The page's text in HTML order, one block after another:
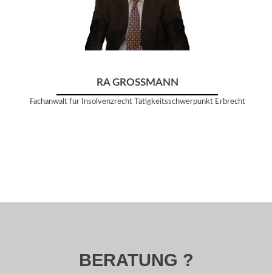
RA GROSSMANN
Fachanwalt für Insolvenzrecht Tätigkeitsschwerpunkt Erbrecht
BERATUNG ?